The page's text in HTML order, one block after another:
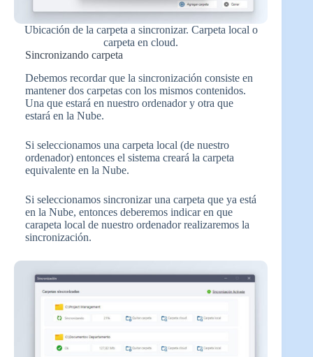
Ubicación de la carpeta a sincronizar. Carpeta local o
carpeta en cloud.
Sincronizando carpeta
Debemos recordar que la sincronización consiste en
mantener dos carpetas con los mismos contenidos.
Una que estará en nuestro ordenador y otra que
estará en la Nube.
Si seleccionamos una carpeta local (de nuestro
ordenador) entonces el sistema creará la carpeta
equivalente en la Nube.
Si seleccionamos sincronizar una carpeta que ya está
en la Nube, entonces deberemos indicar en que
carapeta local de nuestro ordenador realizaremos la
sincronización.